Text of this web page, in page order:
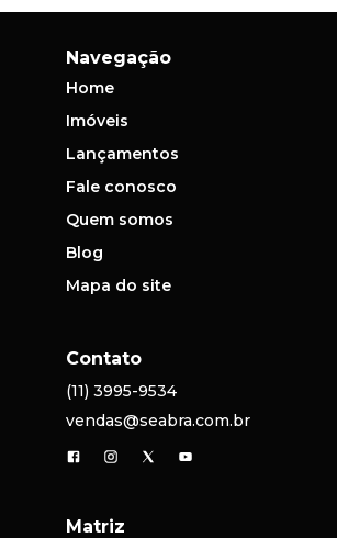
Navegação
Home
Imóveis
Lançamentos
Fale conosco
Quem somos
Blog
Mapa do site
Contato
(11) 3995-9534
vendas@seabra.com.br
Matriz